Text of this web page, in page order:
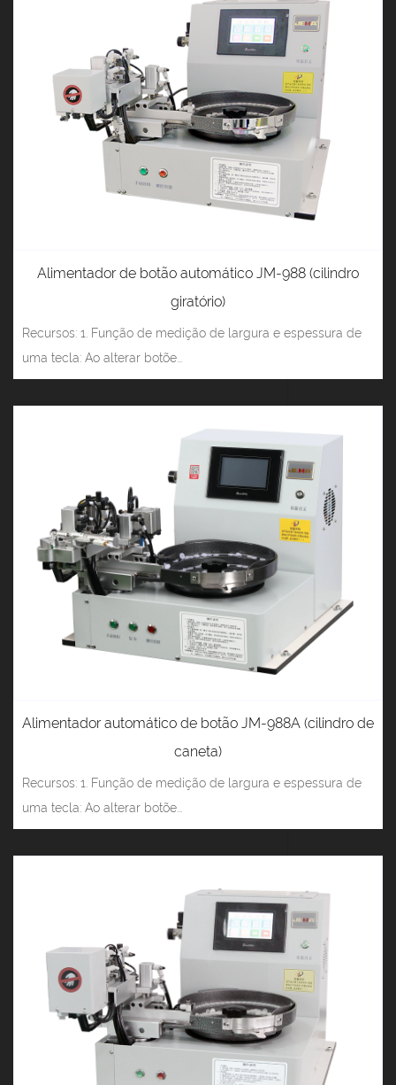
Alimentador de botão automático JM-988 (cilindro
giratório)
Recursos: 1. Função de medição de largura e espessura de
uma tecla: Ao alterar botõe...
Alimentador automático de botão JM-988A (cilindro de
caneta)
Recursos: 1. Função de medição de largura e espessura de
uma tecla: Ao alterar botõe...